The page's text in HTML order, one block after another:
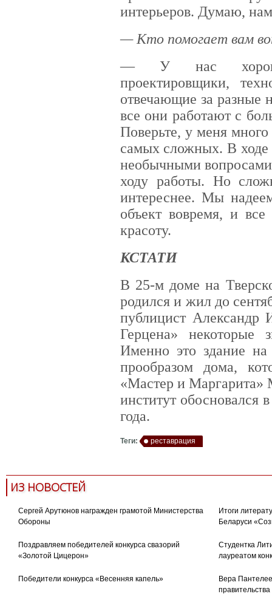
интерьеров. Думаю,
— Кто помогает вам
— У нас
проектировщики,
отвечающие за разные
все они работают с
Поверьте, у меня много
самых сложных. В ходе
необычными
ходу работы. Но
интереснее. Мы
объект вовремя, и
красоту.
КСТАТИ
В 25-м доме на
родился и жил до
публицист Александр
Герцена» некоторые
Именно это здание на
прообразом дома,
«Мастер и Маргарита»
институт обосновался
года.
Теги: реставрация
ИЗ НОВОСТЕЙ
Сергей Арутюнов награжден грамотой Министерства
Обороны
Итоги
Беларуси
Поздравляем победителей конкурса свазорий
«Золотой Цицерон»
Студентка
лауреатом
Победители конкурса «Весенняя капель»
Вера